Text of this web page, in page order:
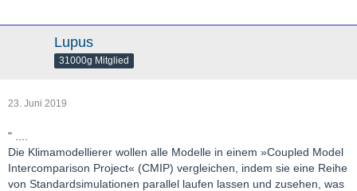
Lupus
31000g Mitglied
23. Juni 2019
" ....
Die Klimamodellierer wollen alle Modelle in einem »Coupled Model
Intercomparison Project« (CMIP) vergleichen, indem sie eine Reihe
von Standardsimulationen parallel laufen lassen und zusehen, was